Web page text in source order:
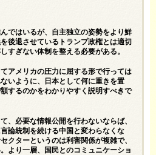
ではいるが、自主独立の姿勢をより鮮
後退させているトランプ政権とは適切
すぎない体制を整える必要がある。
アメリカの圧力に屈する形で行っては
いように、日本として何に重きを置
するのかをわかりやすく説明すべきで
、必要な情報公開を行わないならば、
論統制を続ける中国と変わらなくな
クターというのは利害関係が複雑で、
より一層、国民とのコミュニケーショ